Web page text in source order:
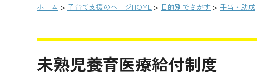
ホーム > 子育て支援のページHOME > 目的別でさがす > 手当・助成
未熟児養育医療給付制度